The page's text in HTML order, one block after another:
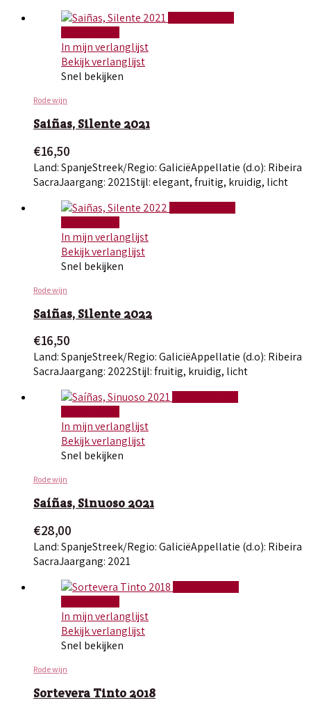
In mijn verlanglijst
Bekijk verlanglijst
Snel bekijken
Rode wijn
Saiñas, Silente 2021
€16,50
Land: SpanjeStreek/Regio: GaliciëAppellatie (d.o): Ribeira
SacraJaargang: 2021Stijl: elegant, fruitig, kruidig, licht
In mijn verlanglijst
Bekijk verlanglijst
Snel bekijken
Rode wijn
Saiñas, Silente 2022
€16,50
Land: SpanjeStreek/Regio: GaliciëAppellatie (d.o): Ribeira
SacraJaargang: 2022Stijl: fruitig, kruidig, licht
In mijn verlanglijst
Bekijk verlanglijst
Snel bekijken
Rode wijn
Saíñas, Sinuoso 2021
€28,00
Land: SpanjeStreek/Regio: GaliciëAppellatie (d.o): Ribeira
SacraJaargang: 2021
In mijn verlanglijst
Bekijk verlanglijst
Snel bekijken
Rode wijn
Sortevera Tinto 2018